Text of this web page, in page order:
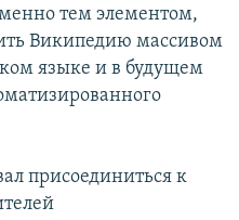
тем элементом,
Википедию массивом
языке и в будущем
присоединиться к